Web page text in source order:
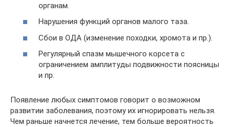
органам.
Нарушения функций органов малого таза.
Сбои в ОДА (изменение походки, хромота и пр.).
Регулярный спазм мышечного корсета с
ограничением амплитуды подвижности поясницы
и пр.
Появление любых симптомов говорит о возможном
развитии заболевания, поэтому их игнорировать нельзя.
Чем раньше начнется лечение, тем больше вероятность